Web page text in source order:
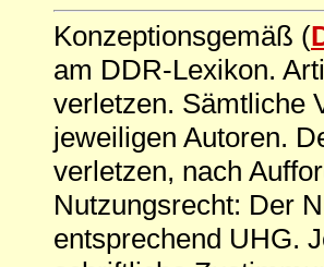
Konzeptionsgemäß (
am DDR-Lexikon.
verletzen. Sämtliche
jeweiligen Autoren.
verletzen, nach
Nutzungsrecht: Der
entsprechend UHG.